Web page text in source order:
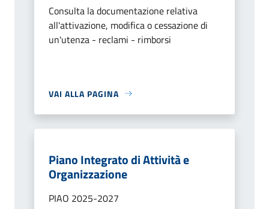
Consulta la documentazione relativa
all'attivazione, modifica o cessazione di
un'utenza - reclami - rimborsi
VAI ALLA PAGINA
Piano Integrato di Attività e
Organizzazione
PIAO 2025-2027